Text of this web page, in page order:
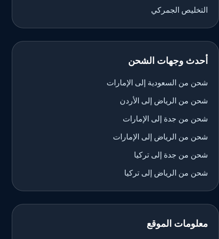
التخليص الجمركي
أحدث وجهات الشحن
شحن من السعودية إلى الإمارات
شحن من الرياض إلى الأردن
شحن من جدة إلى الإمارات
شحن من الرياض إلى الإمارات
شحن من جدة إلى تركيا
شحن من الرياض إلى تركيا
معلومات الموقع